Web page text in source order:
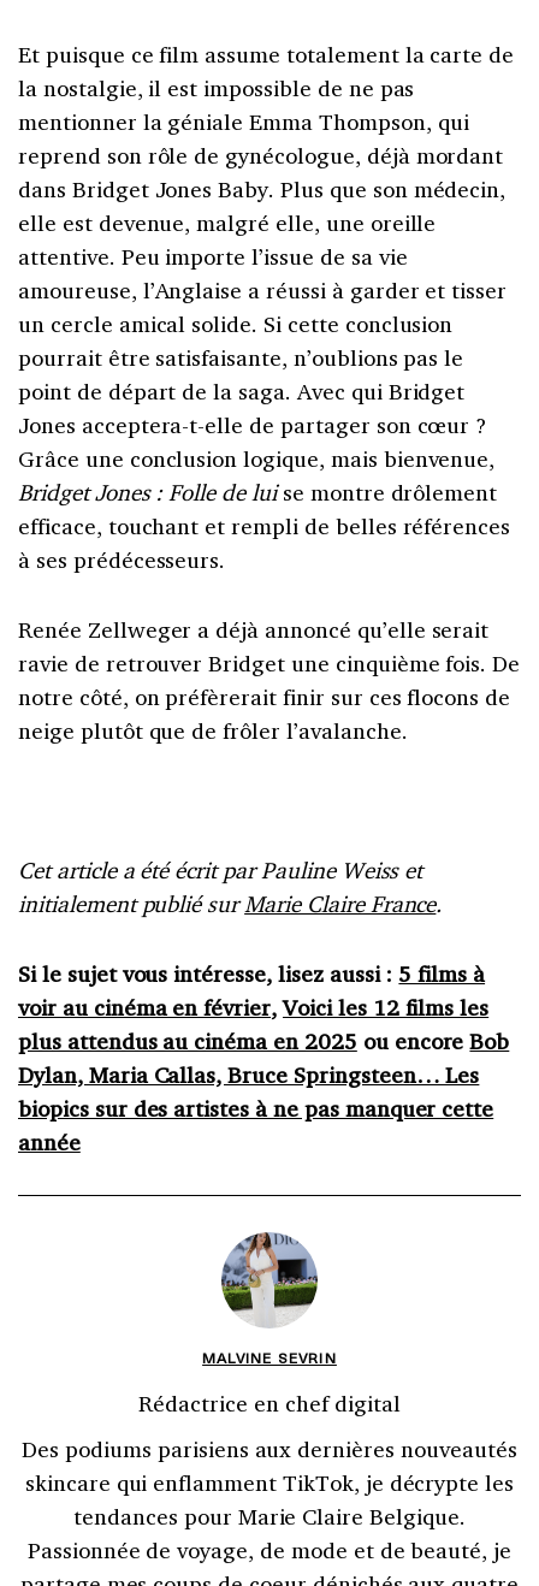
Et puisque ce film assume totalement la carte de
la nostalgie, il est impossible de ne pas
mentionner la géniale Emma Thompson, qui
reprend son rôle de gynécologue, déjà mordant
dans Bridget Jones Baby. Plus que son médecin,
elle est devenue, malgré elle, une oreille
attentive. Peu importe l’issue de sa vie
amoureuse, l’Anglaise a réussi à garder et tisser
un cercle amical solide. Si cette conclusion
pourrait être satisfaisante, n’oublions pas le
point de départ de la saga. Avec qui Bridget
Jones acceptera-t-elle de partager son cœur ?
Grâce une conclusion logique, mais bienvenue,
Bridget Jones : Folle de luise montre drôlement
efficace, touchant et rempli de belles références
à ses prédécesseurs.
Renée Zellweger a déjà annoncé qu’elle serait
ravie de retrouver Bridget une cinquième fois. De
notre côté, on préfèrerait finir sur ces flocons de
neige plutôt que de frôler l’avalanche.
Cet article a été écrit par Pauline Weiss et
initialement publié sur Marie Claire France.
Si le sujet vous intéresse, lisez aussi : 5 films à
voir au cinéma en février,Voici les 12 films les
plus attendus au cinéma en 2025 ou encoreBob
Dylan, Maria Callas, Bruce Springsteen… Les
biopics sur des artistes à ne pas manquer cette
année
MALVINE SEVRIN
Rédactrice en chef digital
Des podiums parisiens aux dernières nouveautés
skincare qui enflamment TikTok, je décrypte les
tendances pour Marie Claire Belgique.
Passionnée de voyage, de mode et de beauté, je